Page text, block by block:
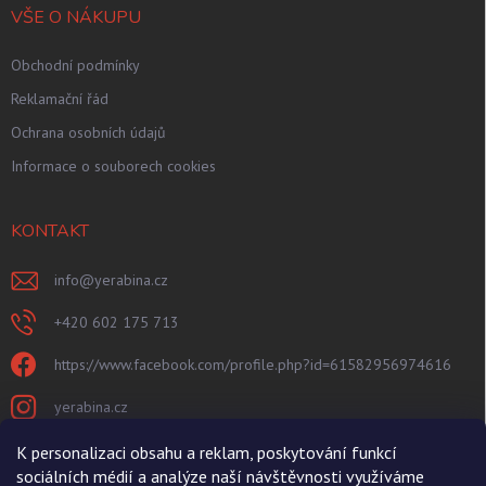
K personalizaci obsahu a reklam, poskytování funkcí
sociálních médií a analýze naší návštěvnosti využíváme
VŠE O NÁKUPU
Obchodní podmínky
Reklamační řád
Ochrana osobních údajů
Informace o souborech cookies
KONTAKT
info@yerabina.cz
+420 602 175 713
https://www.facebook.com/profile.php?id=61582956974616
yerabina.cz
https://www.youtube.com/@Yerabina